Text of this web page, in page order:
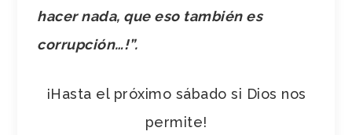
hacer nada, que eso también es
corrupción…!”.
¡Hasta el próximo sábado si Dios nos
permite!